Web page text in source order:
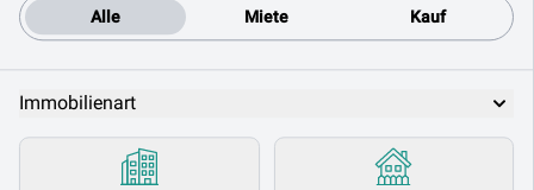
Alle Miete Kauf
Immobilienart